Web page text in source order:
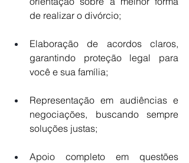
de realizar o divórcio;
Elaboração de acordos claros,
garantindo proteção legal para
você e sua família;
Representação em audiências e
negociações, buscando sempre
soluções justas;
Apoio completo em questões